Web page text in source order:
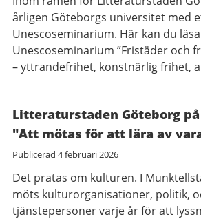
årligen Göteborgs universitet med
Unescoseminarium. Här kan du
Unescoseminarium ”Fristäder och
– yttrandefrihet, konstnärlig frihet,
Litteraturstaden Göteborg
"Att mötas för att lära av
Publicerad 4 februari 2026
Det pratas om kulturen. I
möts kulturorganisationer, politik,
tjänstepersoner varje år för att